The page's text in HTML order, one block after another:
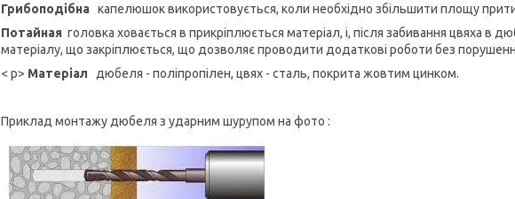
Грибоподібна
капелюшок використовується, коли необхідно збільшити площу
Потайная головка ховається в прикріплюється матеріал, і, після забивання цвяха в
матеріалу, що закріплюється, що дозволяє проводити додаткові роботи без
< p> Матеріал дюбеля - поліпропілен, цвях - сталь, покрита жовтим цинком.
Приклад монтажу дюбеля з ударним шурупом на фото :